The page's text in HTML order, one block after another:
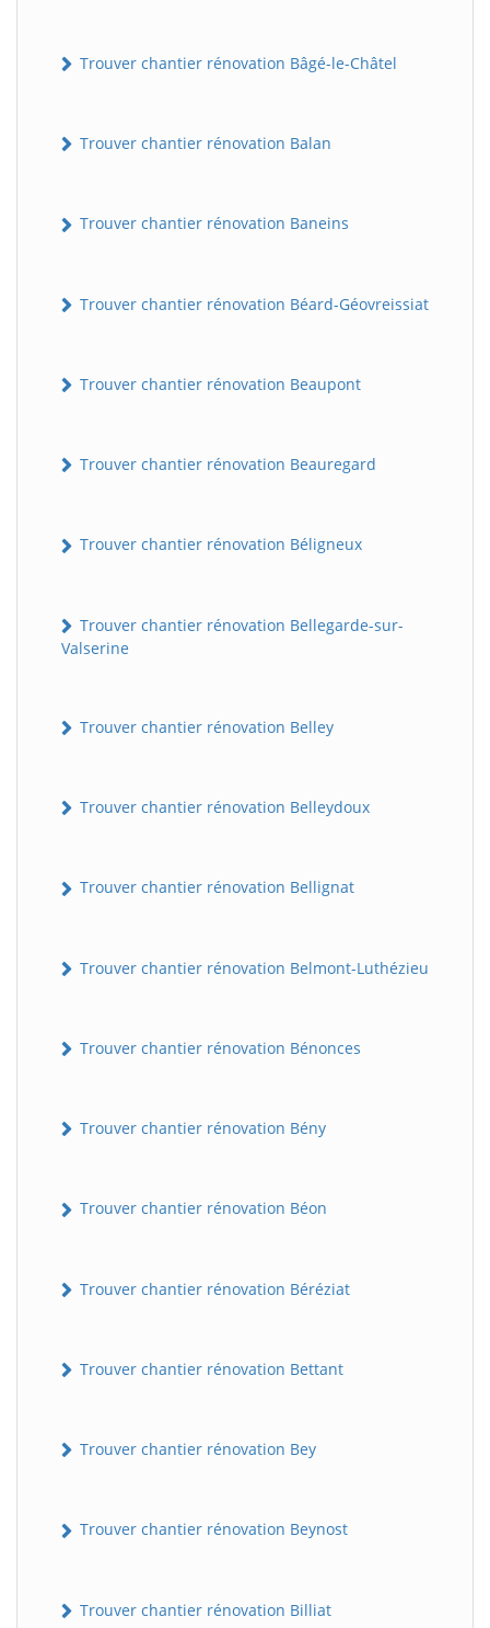
Trouver chantier rénovation Bâgé-le-Châtel
Trouver chantier rénovation Balan
Trouver chantier rénovation Baneins
Trouver chantier rénovation Béard-Géovreissiat
Trouver chantier rénovation Beaupont
Trouver chantier rénovation Beauregard
Trouver chantier rénovation Béligneux
Trouver chantier rénovation Bellegarde-sur-
Valserine
Trouver chantier rénovation Belley
Trouver chantier rénovation Belleydoux
Trouver chantier rénovation Bellignat
Trouver chantier rénovation Belmont-Luthézieu
Trouver chantier rénovation Bénonces
Trouver chantier rénovation Bény
Trouver chantier rénovation Béon
Trouver chantier rénovation Béréziat
Trouver chantier rénovation Bettant
Trouver chantier rénovation Bey
Trouver chantier rénovation Beynost
Trouver chantier rénovation Billiat